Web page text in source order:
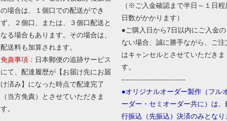
の場合は、１個口での配送ができ
ず、２個口、または、３個口配送と
なる場合もあります。その場合は、
配送料も加算されます。
免責事項： 日本郵便の追跡サービス
にて、配達履歴が【お届け先にお届
け済み】になった時点で配達完了
（当方免責）とさせていただきま
す。
（※ご入金確認まで半日～１日程
日数がかかります）
●ご購入日から7日以内にご入金の
ない場合、誠に勝手ながら、ご注
はキャンセルとさせていただきま
す。
--------------------------
●オリジナルオーダー製作（フル
ーダー・セミオーダー共に）は、
行振込（先振込）決済のみとなり